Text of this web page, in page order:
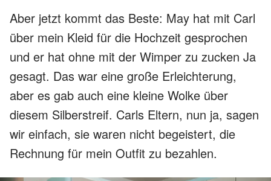
Aber jetzt kommt das Beste: May hat mit Carl
über mein Kleid für die Hochzeit gesprochen
und er hat ohne mit der Wimper zu zucken Ja
gesagt. Das war eine große Erleichterung,
aber es gab auch eine kleine Wolke über
diesem Silberstreif. Carls Eltern, nun ja, sagen
wir einfach, sie waren nicht begeistert, die
Rechnung für mein Outfit zu bezahlen.